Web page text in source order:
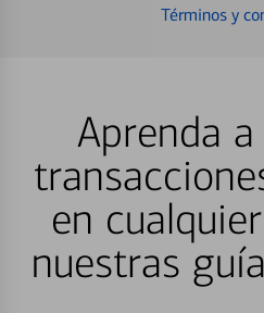
Términos y
Aprenda
en
nuestras